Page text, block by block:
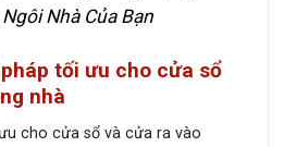
Nhà Của Bạn
tối ưu cho cửa sổ
nhà
cho cửa sổ và cửa ra vào